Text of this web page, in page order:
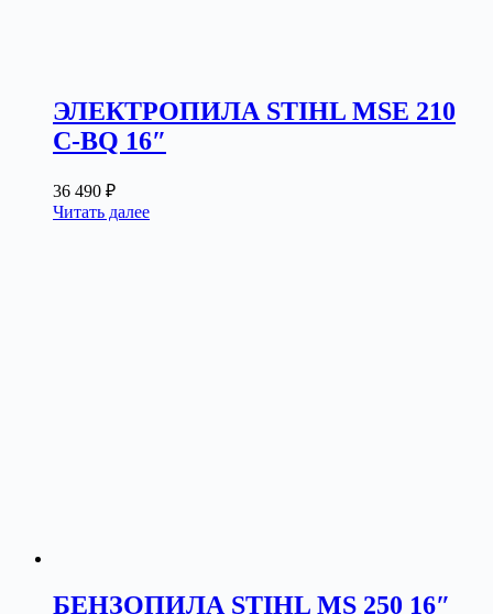
ЭЛЕКТРОПИЛА STIHL MSE 210
C-BQ 16″
36 490 ₽
Читать далее
БЕНЗОПИЛА STIHL MS 250 16″